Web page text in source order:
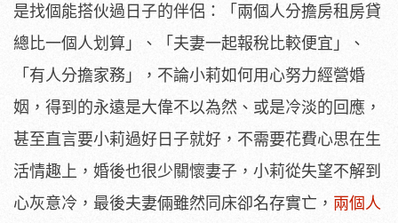
是找個能搭伙過日子的伴侶：「兩個人分擔房租房貸
總比一個人划算」、「夫妻一起報稅比較便宜」、
「有人分擔家務」，不論小莉如何用心努力經營婚
姻，得到的永遠是大偉不以為然、或是冷淡的回應，
甚至直言要小莉過好日子就好，不需要花費心思在生
活情趣上，婚後也很少關懷妻子，小莉從失望不解到
心灰意冷，最後夫妻倆雖然同床卻名存實亡， 兩個人